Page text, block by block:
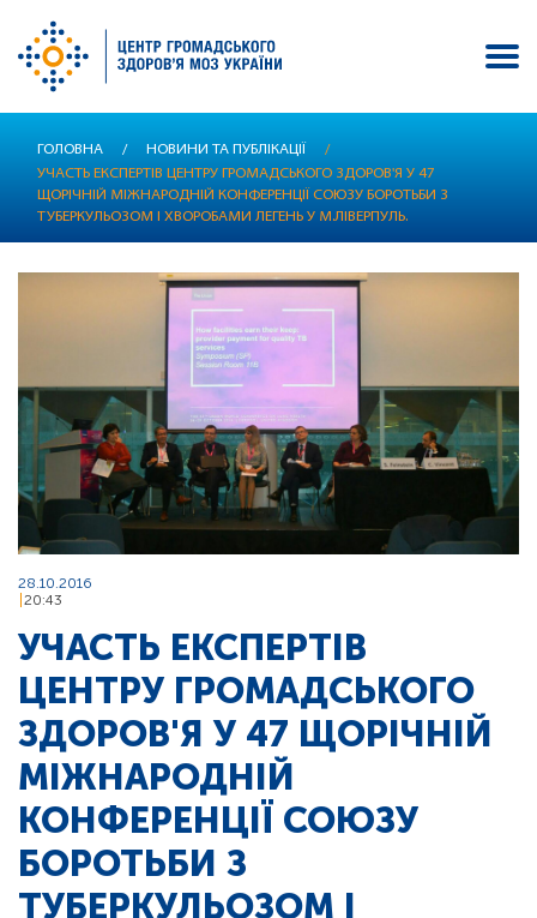
вмісту
ГОЛОВНА / НОВИНИ ТА ПУБЛІКАЦІЇ
/
УЧАСТЬ ЕКСПЕРТІВ ЦЕНТРУ ГРОМАДСЬКОГО ЗДОРОВ'Я У 47
ЩОРІЧНІЙ МІЖНАРОДНІЙ КОНФЕРЕНЦІЇ СОЮЗУ БОРОТЬБИ З
ТУБЕРКУЛЬОЗОМ І ХВОРОБАМИ ЛЕГЕНЬ У М.ЛІВЕРПУЛЬ.
28.10.2016
20:43
УЧАСТЬ ЕКСПЕРТІВ
ЦЕНТРУ ГРОМАДСЬКОГО
ЗДОРОВ'Я У 47 ЩОРІЧНІЙ
МІЖНАРОДНІЙ
КОНФЕРЕНЦІЇ СОЮЗУ
БОРОТЬБИ З
ТУБЕРКУЛЬОЗОМ І